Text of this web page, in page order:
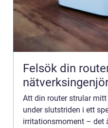
Felsök din
Att din router strular
under slutstriden i ett
irritationsmoment – det